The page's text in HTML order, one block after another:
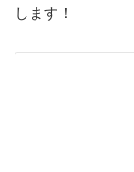
します！